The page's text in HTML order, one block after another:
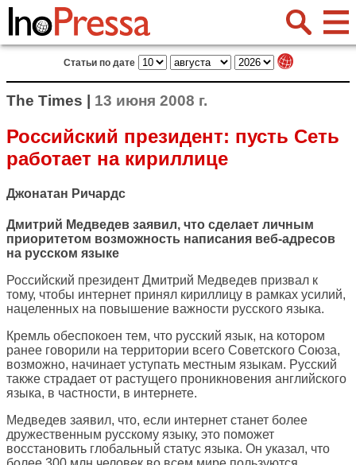
Статьи по дате
The Times | 13 июня 2008 г.
Российский президент: пусть Сеть
работает на кириллице
Джонатан Ричардс
Дмитрий Медведев заявил, что сделает личным
приоритетом возможность написания веб-адресов
на русском языке
Российский президент Дмитрий Медведев призвал к
тому, чтобы интернет принял кириллицу в рамках усилий,
нацеленных на повышение важности русского языка.
Кремль обеспокоен тем, что русский язык, на котором
ранее говорили на территории всего Советского Союза,
возможно, начинает уступать местным языкам. Русский
также страдает от растущего проникновения английского
языка, в частности, в интернете.
Медведев заявил, что, если интернет станет более
дружественным русскому языку, это поможет
восстановить глобальный статус языка. Он указал, что